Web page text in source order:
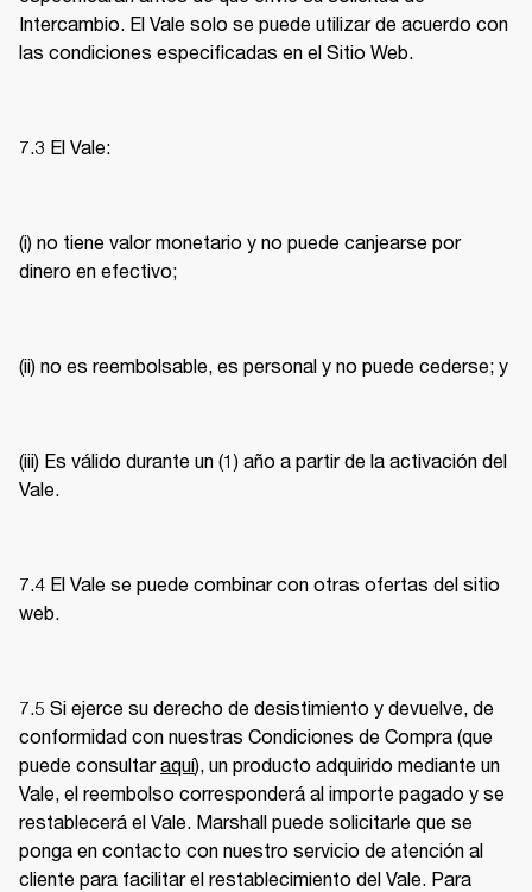
Intercambio. El Vale solo se puede utilizar de acuerdo con
las condiciones especificadas en el Sitio Web.
7.3 El Vale:
(i) no tiene valor monetario y no puede canjearse por
dinero en efectivo;
(ii) no es reembolsable, es personal y no puede cederse; y
(iii) Es válido durante un (1) año a partir de la activación del
Vale.
7.4 El Vale se puede combinar con otras ofertas del sitio
web.
7.5 Si ejerce su derecho de desistimiento y devuelve, de
conformidad con nuestras Condiciones de Compra (que
puede consultar aquí), un producto adquirido mediante un
Vale, el reembolso corresponderá al importe pagado y se
restablecerá el Vale. Marshall puede solicitarle que se
ponga en contacto con nuestro servicio de atención al
cliente para facilitar el restablecimiento del Vale. Para